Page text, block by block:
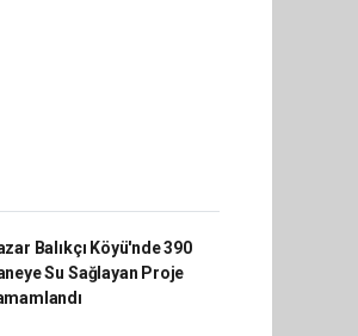
Balıkçı Köyü'nde 390
Su Sağlayan Proje